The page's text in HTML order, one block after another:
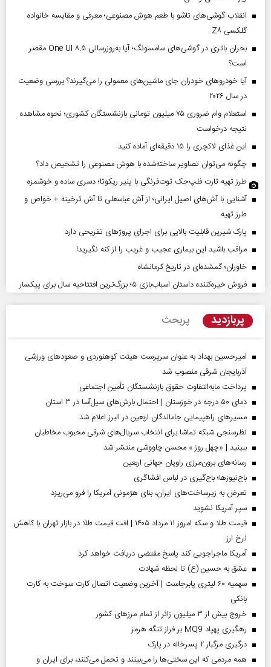
انقلاب گوشی‌های تاشو‌ با طعم هوش مصنوعی؛ معرفی و مقایسه خانواده
گلکسی Z۸
بحران باتری در گوشی‌های سامسونگ؛ آیا به‌روزرسانی One UI ۸.۵ مقصر
است؟
آیا خودروهای خودران جای ماشین‌های معمولی را می‌گیرند؟ بررسی وضعیت
در سال ۲۰۲۶
استعلام وام ضروری ۷۵ میلیون تومانی بازنشستگان کشوری؛ نحوه مشاهده
نتیجه درخواست
این غذای لاکچری را ۱۵ دقیقه‌ای آماده کنید
چگونه می‌توان تصاویر ساخته‌شده با هوش مصنوعی را تشخیص داد؟
طرز تهیه تارت فلپ‌جک توت‌فرنگی با پنیر ریکوتا؛ دسری ساده و خوشمزه
آشنایی با آش‌های اصیل ایرانی؛ از آش عباسعلی تا آش ترخینه + خواص و
طرز تهیه
پارک شیرین قابلیت‌ بالایی برای اجرای پروژهای تفریحی دارد
مراقب باشید این بیماری عجیب و غریب را از کنه نگیرید!
خاوران؛ گمشده‌ای در تاریخ کرمانشاه
فروش خیره‌کننده داستان اسباب‌بازی ۵؛ بزرگ‌ترین افتتاحیه سال برای پیکسار
پربازدید پربحث
امیرحسین بهداد به عنوان سرپرست هیئت کوهنوردی و صعودهای ورزشی
آذربایجان شرقی منصوب شد
پرداخت مابه‌التفاوت حقوق بازنشستگان تأمین اجتماعی
دمای ۵۰ درجه در خوزستان | احتمال بارش‌های سیل‌آسا در ۳ استان
مسیر‌های راهپیمایی جاماندگان اربعین در البرز اعلام شد
نظرسنجی شبکه تماشا برای انتخاب سریال‌های شرقی محبوب مخاطبان
ببینید | «چهل روز » محسن چاووشی منتشر شد
رسانه‌های برون‌مرزی راویان جهانی اربعین
باج‌نیوزها؛ باج‌گیری در لباس افشاگری
تعرض به زیرساخت‌های ایران، بنای هژمونی آمریکا را فرو می‌ریزد
سپر آمریکا نشوید
قیمت طلا و سکه امروز ۱۱ مرداد ۱۴۰۵ | افت قیمت طلا در بازار تهران با کاهش
نرخ ارز
آمریکا ماجراجویی کند پاسخ مقتضی دریافت خواهد کرد
عشق به حسین (ع) تا لحظه شهادت
سهمیه ۶۰ لیتری پابرجاست | آخرین وضعیت اتصال کارت سوخت به کارت
بانکی
خروج بیش از ۳ میلیون زائر از تمام مرز‌های کشور
رهگیری پهپاد MQ9 بر فراز تنگه هرمز
درگیری مرگبار ۲ پسرخاله در پارک
همه مردمی که این سختی‌ها را می‌بینند و تحمل می‌کنند، برای ایران و